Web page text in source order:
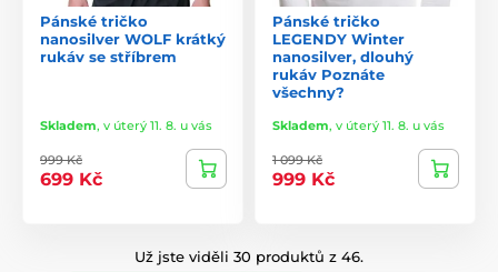
Pánské tričko
nanosilver WOLF krátký
rukáv se stříbrem
Skladem, v úterý 11. 8. u vás
999 Kč
699 Kč
Pánské tričko
LEGENDY Winter
nanosilver, dlouhý
rukáv Poznáte
všechny?
Skladem, v úterý 11. 8. u vás
1 099 Kč
999 Kč
Už jste viděli 30 produktů z 46.